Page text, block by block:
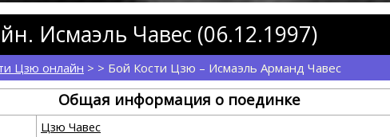
Исмаэль Чавес (06.12.1997)
Цзю онлайн > > Бой Кости Цзю – Исмаэль Арманд Чавес
Общая информация о поединке
Цзю Чавес